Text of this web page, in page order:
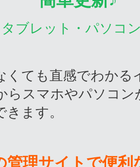
ブレット・パソコ
くても直感でわかる
らスマホやパソコン
ます。
管理サイトで便利